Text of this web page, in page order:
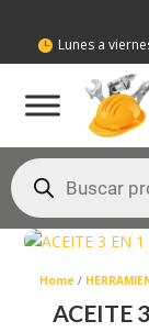
 Lunes a
Búsqueda
de
productos
Home /
ACEITE